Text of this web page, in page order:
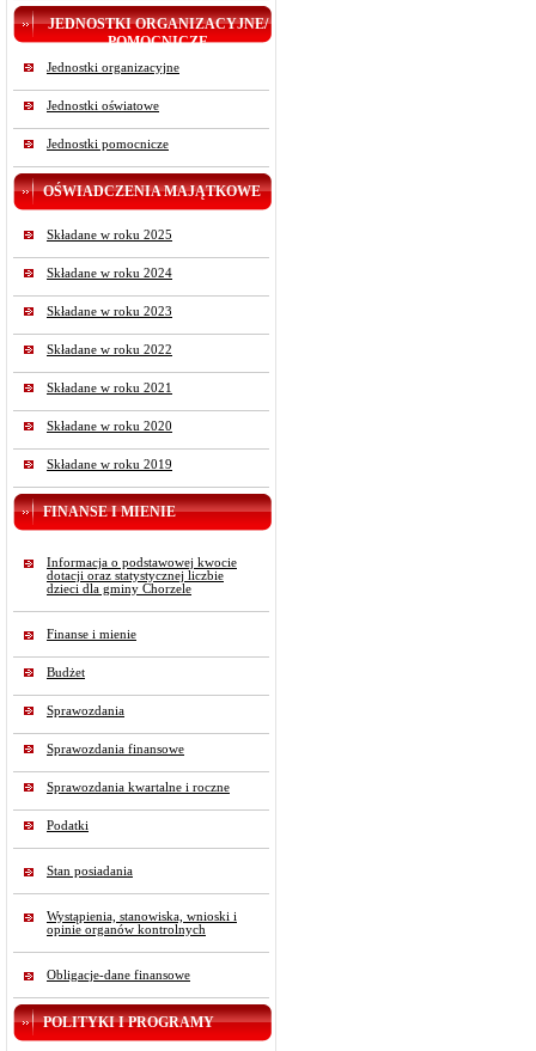
JEDNOSTKI ORGANIZACYJNE/
POMOCNICZE
Jednostki organizacyjne
Jednostki oświatowe
Jednostki pomocnicze
OŚWIADCZENIA MAJĄTKOWE
Składane w roku 2025
Składane w roku 2024
Składane w roku 2023
Składane w roku 2022
Składane w roku 2021
Składane w roku 2020
Składane w roku 2019
FINANSE I MIENIE
Informacja o podstawowej kwocie
dotacji oraz statystycznej liczbie
dzieci dla gminy Chorzele
Finanse i mienie
Budżet
Sprawozdania
Sprawozdania finansowe
Sprawozdania kwartalne i roczne
Podatki
Stan posiadania
Wystąpienia, stanowiska, wnioski i
opinie organów kontrolnych
Obligacje-dane finansowe
POLITYKI I PROGRAMY